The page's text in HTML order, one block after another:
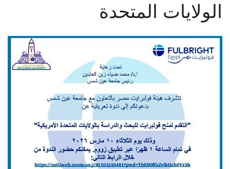
الأنظمة الذكية
الإعلام
هيئة التدريس
الولايات المتحدة